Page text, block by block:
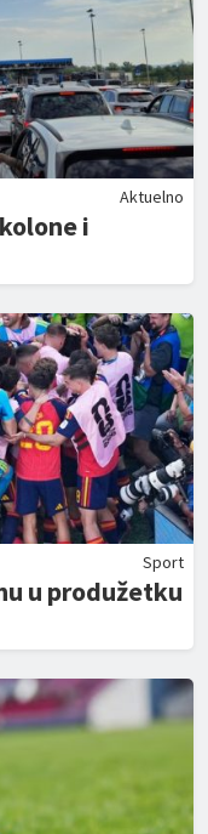
Aktuelno
i
Sport
u produžetku